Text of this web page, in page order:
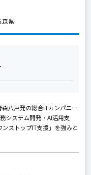
森県
八戸発の総合ITカンパニー
システム開発・AI活用支
ストップIT支援」を強みと